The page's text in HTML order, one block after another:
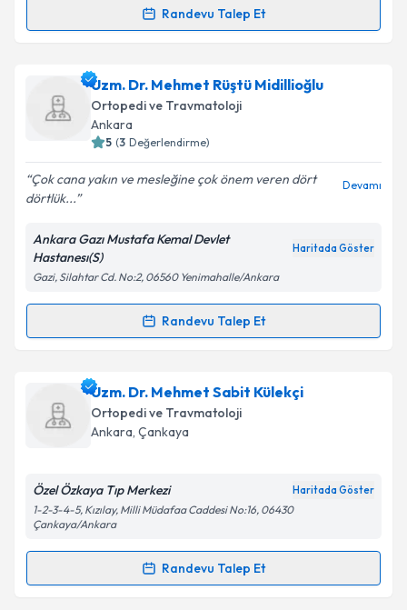
kapsamda işlenmesini kabul ediyorum.
Randevu Talep Et
Randevu Takvimi Talebi
Op. Dr. Ahmet Arıkiçin randevu takvimi talebi
oluşturun. Size bu uzmandan randevu almanız için bir
takvim hazırlandığında e-posta ile bilgilendireceğiz.
Kişisel verilerimin işlenmesine ilişkin
Aydınlatma
Metni
kapsamda işlenmesini kabul ediyorum.
Takvim Talebini Gönder
Uzm. Dr. Mehmet Rüştü Midillioğlu
Ortopedi ve Travmatoloji
Ankara
5 (3 Değerlendirme)
Çok cana yakın ve mesleğine çok önem veren dört
dörtlük...
Devamı
Ankara Gazı Mustafa Kemal Devlet
Hastanesı(S)
Haritada Göster
Gazi, Silahtar Cd. No:2, 06560 Yenimahalle/Ankara
Randevu Talep Et
Randevu Takvimi Talebi
Uzm. Dr. Mehmet Rüştü Midillioğluiçin randevu
takvimi talebi oluşturun. Size bu uzmandan randevu
almanız için bir takvim hazırlandığında e-posta ile
bilgilendireceğiz.
E-posta Adresiniz
Kişisel verilerimin işlenmesine ilişkin
Metni'ni okudum ve kişisel verilerimin belirtilen
Uzm. Dr. Mehmet Sabit Külekçi
Ortopedi ve Travmatoloji
Ankara, Çankaya
Özel Özkaya Tıp Merkezi Haritada Göster
1-2-3-4-5, Kızılay, Milli Müdafaa Caddesi No:16, 06430
Çankaya/Ankara
Randevu Talep Et
Randevu Takvimi Talebi